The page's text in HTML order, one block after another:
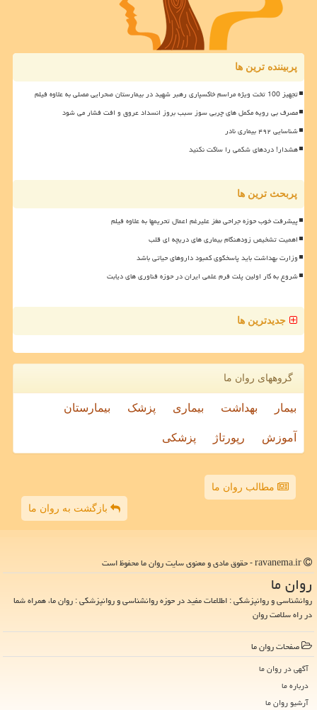
پربیننده ترین ها
تجهیز 100 تخت ویژه مراسم خاکسپاری رهبر شهید در بیمارستان صحرایی مصلی به علاوه فیلم
مصرف بی رویه مکمل های چربی سوز سبب بروز انسداد عروق و افت فشار می شود
شناسایی ۴۹۲ بیماری نادر
هشدار! دردهای شکمی را ساکت نکنید
پربحث ترین ها
پیشرفت خوب حوزه جراحی مغز علیرغم اعمال تحریمها به علاوه فیلم
اهمیت تشخیص زودهنگام بیماری های دریچه ای قلب
وزارت بهداشت باید پاسخگوی کمبود داروهای حیاتی باشد
شروع به کار اولین پلت فرم علمی ایران در حوزه فناوری های دیابت
جدیدترین ها
گروههای روان ما
بیمار بهداشت بیماری پزشک بیمارستان
آموزش رپورتاژ پزشکی
مطالب روان ما
بازگشت به روان ما
روان ما
روانشناسی و روانپزشکی : اطلاعات مفید در حوزه روانشناسی و روانپزشکی : روان ما، همراه شما
در راه سلامت روان
صفحات روان ما
آگهی در روان ما
درباره ما
آرشیو روان ما